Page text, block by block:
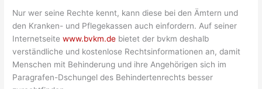
Nur wer seine Rechte kennt, kann diese bei den Ämtern und
den Kranken- und Pflegekassen auch einfordern. Auf seiner
Internetseitewww.bvkm.de bietet der bvkm deshalb
verständliche und kostenlose Rechtsinformationen an, damit
Menschen mit Behinderung und ihre Angehörigen sich im
Paragrafen-Dschungel des Behindertenrechts besser